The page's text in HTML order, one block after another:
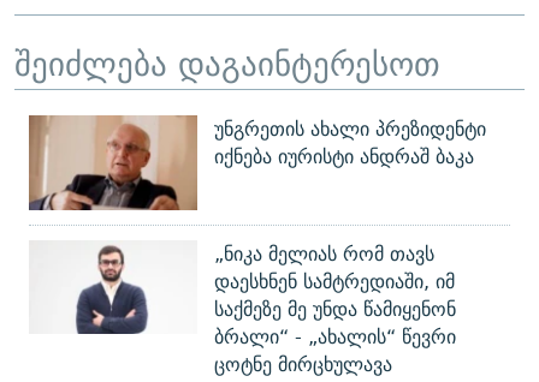
ПРИВЕТ ᲙᲣᲚᲢᲣᲠᲐ
შეიძლება დაგაინტერესოთ
უნგრეთის ახალი პრეზიდენტი
იქნება იურისტი ანდრაშ ბაკა
„ნიკა მელიას რომ თავს
დაესხნენ სამტრედიაში, იმ
საქმეზე მე უნდა წამიყენონ
ბრალი“ - „ახალის“ წევრი
ცოტნე მირცხულავა